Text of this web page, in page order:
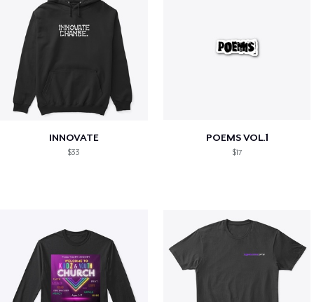
INNOVATE
$33
POEMS VOL.1
$17